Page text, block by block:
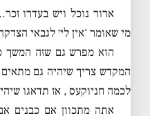
ארור נוכל ויש בעדרו
מי שאומר ‘אין לי׳ לגבאי
הוא מפרש גם שזה המשך
המקדש צריך שיהיה גם
לכמה חניוקעס , אז תדאגו
אתה מתכוון אם כבנים